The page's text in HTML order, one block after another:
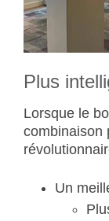
Plus
Lorsque le
combinaison
Un